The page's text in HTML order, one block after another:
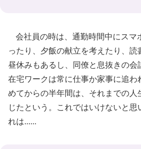
会社員の時は、通勤時間中にスマ
ったり、夕飯の献立を考えたり、読
昼休みもあるし、同僚と息抜きの会
在宅ワークは常に仕事か家事に追わ
めてからの半年間は、それまでの人
じたという。これではいけないと
れは......